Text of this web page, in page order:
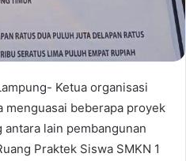
Ketua organisasi
beberapa proyek
lain pembangunan
Praktek Siswa SMKN 1